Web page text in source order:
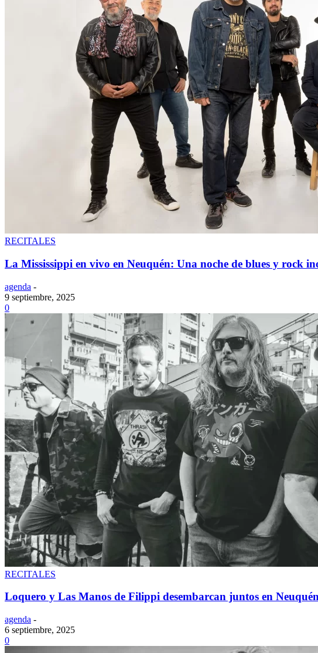
RECITALES
La Mississippi en vivo en Neuquén: Una noche de blues y rock
agenda -
9 septiembre, 2025
0
RECITALES
Loquero y Las Manos de Filippi desembarcan juntos en
agenda -
6 septiembre, 2025
0